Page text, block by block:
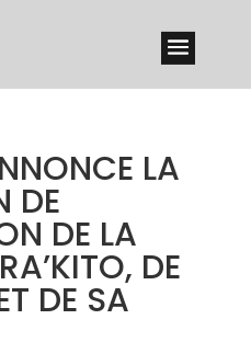
LA
DE
DE LA
DE
DE SA